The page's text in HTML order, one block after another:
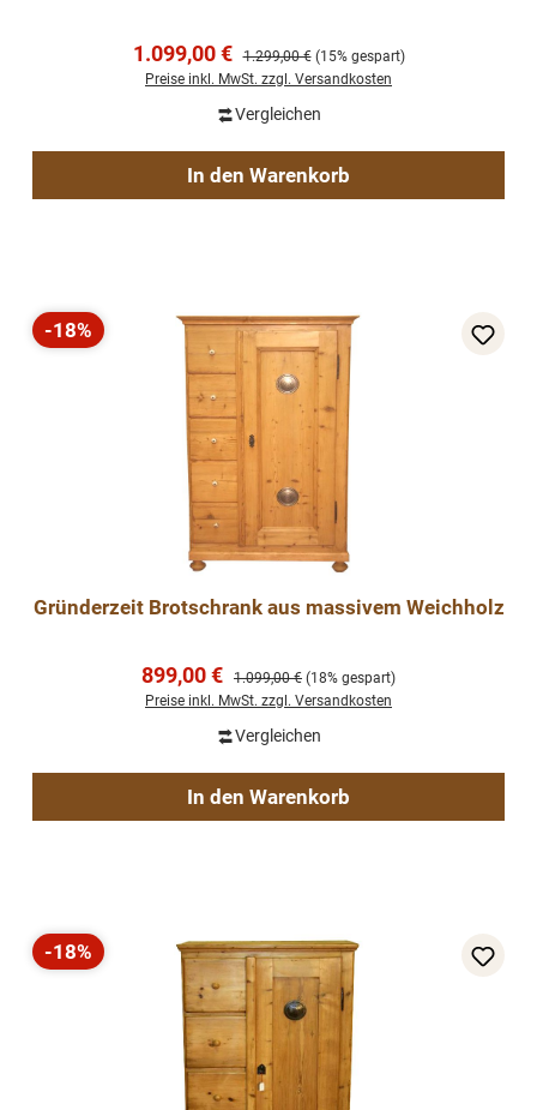
Verkaufspreis:
1.099,00 € Regulärer Preis:
1.299,00 € (15% gespart)
Preise inkl. MwSt. zzgl. Versandkosten
Vergleichen
In den Warenkorb
Rabatt
-18%
Gründerzeit Brotschrank aus massivem Weichholz
Verkaufspreis:
899,00 € Regulärer Preis:
1.099,00 € (18% gespart)
Preise inkl. MwSt. zzgl. Versandkosten
Vergleichen
In den Warenkorb
Rabatt
-18%